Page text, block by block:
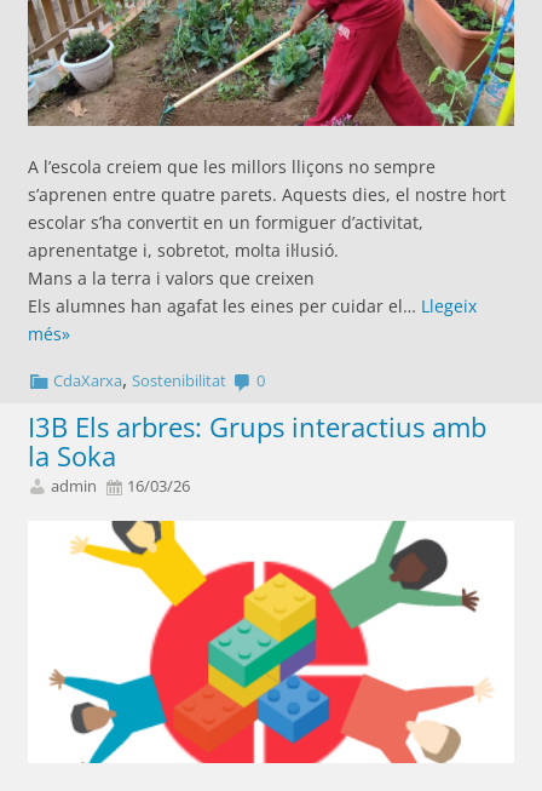
A l’escola creiem que les millors lliçons no sempre
s’aprenen entre quatre parets. Aquests dies, el nostre hort
escolar s’ha convertit en un formiguer d’activitat,
aprenentatge i, sobretot, molta il·lusió.
Mans a la terra i valors que creixen
Els alumnes han agafat les eines per cuidar el… Llegeix
més»
CdaXarxa,Sostenibilitat 0
I3B Els arbres: Grups interactius amb
la Soka
admin 16/03/26